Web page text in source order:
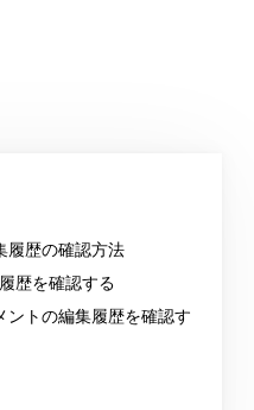
履歴の確認方法
歴を確認する
ントの編集履歴を確認す